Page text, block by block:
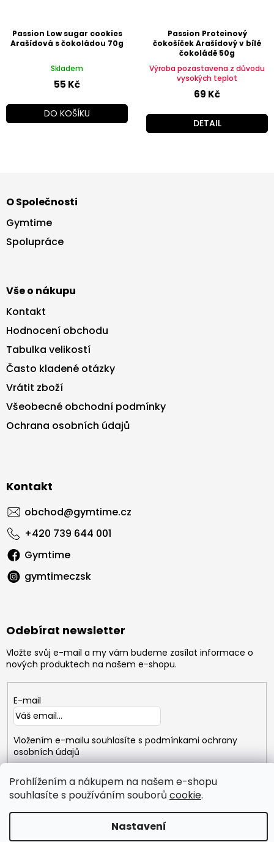
Prohlížením a nákupem na našem e-shopu
souhlasíte s používáním souborů cookie.
Nastavení
Passion Low sugar cookies
Arašídová s čokoládou 70g
Skladem
55 Kč
DO KOŠÍKU
Passion Proteinový
čokošíček Arašídový v bílé
čokoládě 50g
Výroba pozastavena z důvodu
vysokých teplot
69 Kč
DETAIL
p
a
O Společnosti
Gymtime
Spolupráce
Vše o nákupu
Kontakt
Hodnocení obchodu
Tabulka velikostí
Často kladené otázky
Vrátit zboží
Všeobecné obchodní podmínky
Ochrana osobních údajů
Kontakt
obchod@gymtime.cz
+420 739 644 001
Gymtime
gymtimeczsk
Odebírat newsletter
Vložte svůj e-mail a my vám budeme zasílat informace o
nových produktech na našem e-shopu.
E-mail
Vložením e-mailu souhlasíte s podmínkami ochrany
osobních údajů
PŘIHLÁSIT
SE
GYMTIME. Všechna práva vyhrazena.